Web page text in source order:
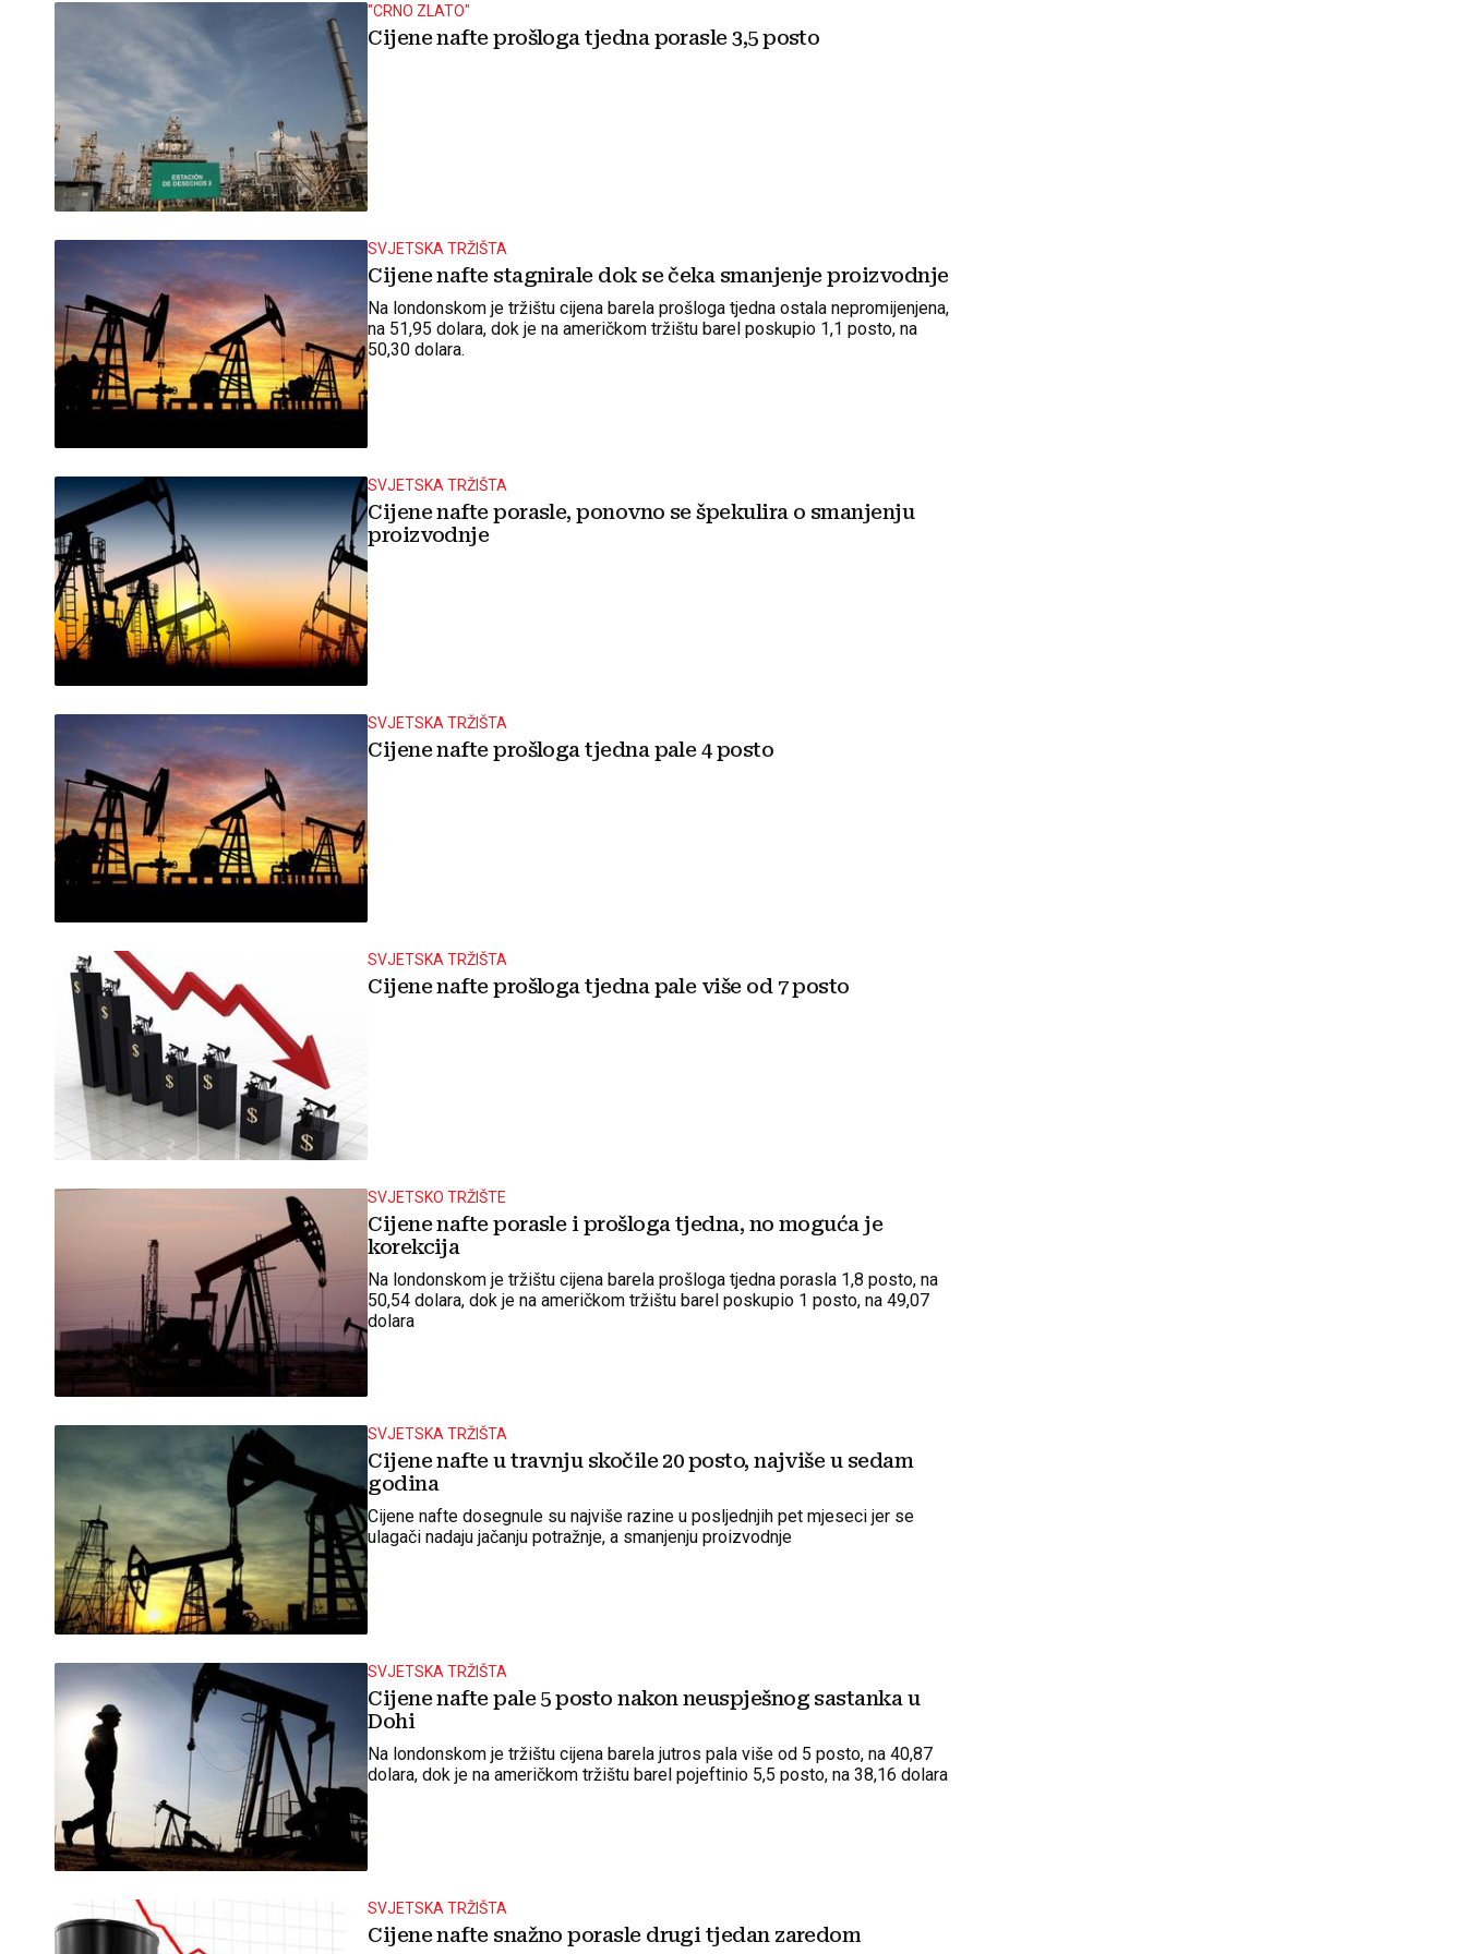
"CRNO ZLATO"
Cijene nafte prošloga tjedna porasle 3,5 posto
SVJETSKA TRŽIŠTA
Cijene nafte stagnirale dok se čeka smanjenje proizvodnje
Na londonskom je tržištu cijena barela prošloga tjedna ostala nepromijenjena,
na 51,95 dolara, dok je na američkom tržištu barel poskupio 1,1 posto, na
50,30 dolara.
SVJETSKA TRŽIŠTA
Cijene nafte porasle, ponovno se špekulira o smanjenju
proizvodnje
SVJETSKA TRŽIŠTA
Cijene nafte prošloga tjedna pale 4 posto
SVJETSKA TRŽIŠTA
Cijene nafte prošloga tjedna pale više od 7 posto
SVJETSKO TRŽIŠTE
Cijene nafte porasle i prošloga tjedna, no moguća je
korekcija
Na londonskom je tržištu cijena barela prošloga tjedna porasla 1,8 posto, na
50,54 dolara, dok je na američkom tržištu barel poskupio 1 posto, na 49,07
dolara
SVJETSKA TRŽIŠTA
Cijene nafte u travnju skočile 20 posto, najviše u sedam
godina
Cijene nafte dosegnule su najviše razine u posljednjih pet mjeseci jer se
ulagači nadaju jačanju potražnje, a smanjenju proizvodnje
SVJETSKA TRŽIŠTA
Cijene nafte pale 5 posto nakon neuspješnog sastanka u
Dohi
Na londonskom je tržištu cijena barela jutros pala više od 5 posto, na 40,87
dolara, dok je na američkom tržištu barel pojeftinio 5,5 posto, na 38,16 dolara
SVJETSKA TRŽIŠTA
Cijene nafte snažno porasle drugi tjedan zaredom